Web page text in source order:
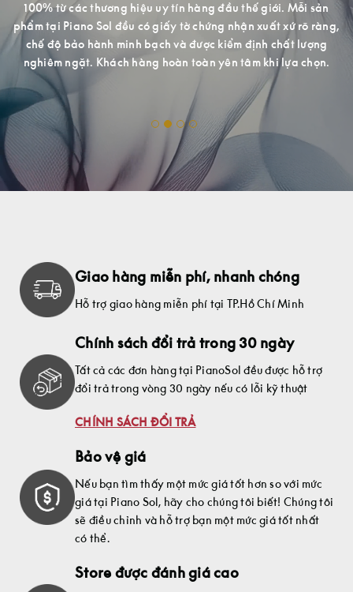
100% từ các thương hiệu uy tín hàng đầu thế giới. Mỗi sản
phẩm tại Piano Sol đều có giấy tờ chứng nhận xuất xứ rõ ràng,
chế độ bảo hành minh bạch và được kiểm định chất lượng
nghiêm ngặt. Khách hàng hoàn toàn yên tâm khi lựa chọn.
Giao hàng miễn phí, nhanh chóng
Hỗ trợ giao hàng miễn phí tại TP.Hồ Chí Minh
Chính sách đổi trả trong 30 ngày
Tất cả các đơn hàng tại PianoSol đều được hỗ trợ
đổi trả trong vòng 30 ngày nếu có lỗi kỹ thuật
CHÍNH SÁCH ĐỔI TRẢ
Bảo vệ giá
Nếu bạn tìm thấy một mức giá tốt hơn so với mức
giá tại Piano Sol, hãy cho chúng tôi biết! Chúng tôi
sẽ điều chỉnh và hỗ trợ bạn một mức giá tốt nhất
có thể.
Store được đánh giá cao